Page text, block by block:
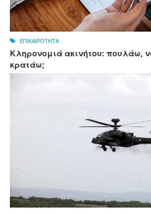
ΕΠΙΚΑΙΡΟΤΗΤΑ
Κληρονομιά ακινήτου: πουλάω,
κρατάω;